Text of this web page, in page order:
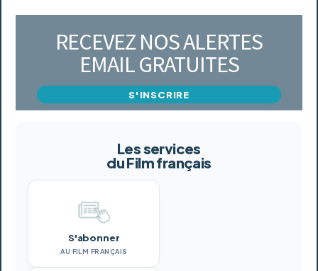
RECEVEZ NOS ALERTES
EMAIL GRATUITES
S'INSCRIRE
Les services
du Film français
S'abonner
AU FILM FRANÇAIS